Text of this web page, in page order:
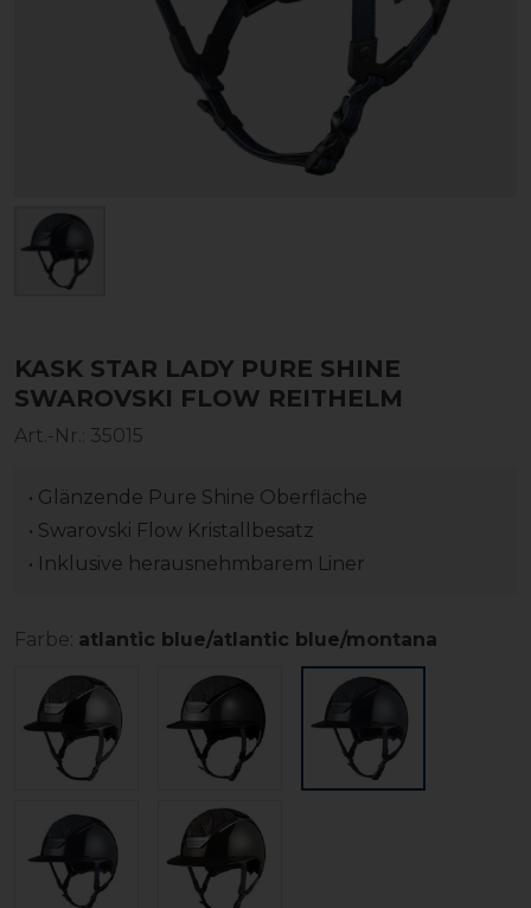
KASK STAR LADY PURE SHINE
SWAROVSKI FLOW REITHELM
Art.-Nr.: 35015
• Glänzende Pure Shine Oberfläche
• Swarovski Flow Kristallbesatz
• Inklusive herausnehmbarem Liner
Farbe: atlantic blue/atlantic blue/montana